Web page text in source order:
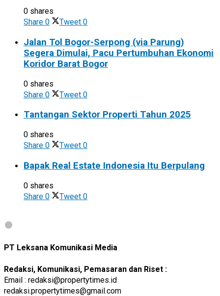
0 shares
Share 0 Tweet 0
Jalan Tol Bogor-Serpong (via Parung)
Segera Dimulai, Pacu Pertumbuhan Ekonomi
Koridor Barat Bogor
0 shares
Share 0 Tweet 0
Tantangan Sektor Properti Tahun 2025
0 shares
Share 0 Tweet 0
Bapak Real Estate Indonesia Itu Berpulang
0 shares
Share 0 Tweet 0
PT Leksana Komunikasi Media
Redaksi, Komunikasi, Pemasaran dan Riset :
Email : redaksi@propertytimes.id
redaksi.propertytimes@gmail.com